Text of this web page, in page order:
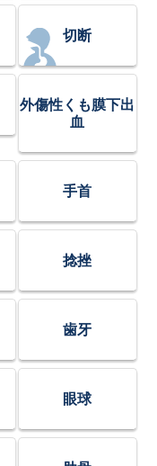
切断
外傷性くも膜下出
血
手首
捻挫
歯牙
眼球